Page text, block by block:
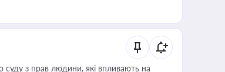
суду з прав людини, які впливають на